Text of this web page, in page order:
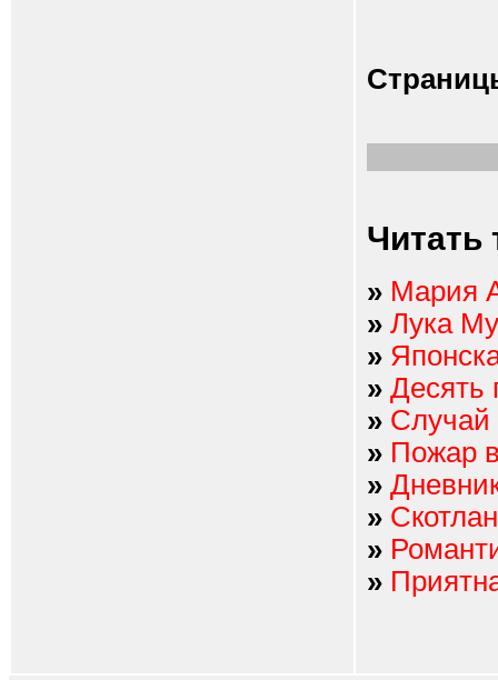
Читать
» Мария
» Лука
»
» Десять
» Случай
» Пожар
»
»
»
»